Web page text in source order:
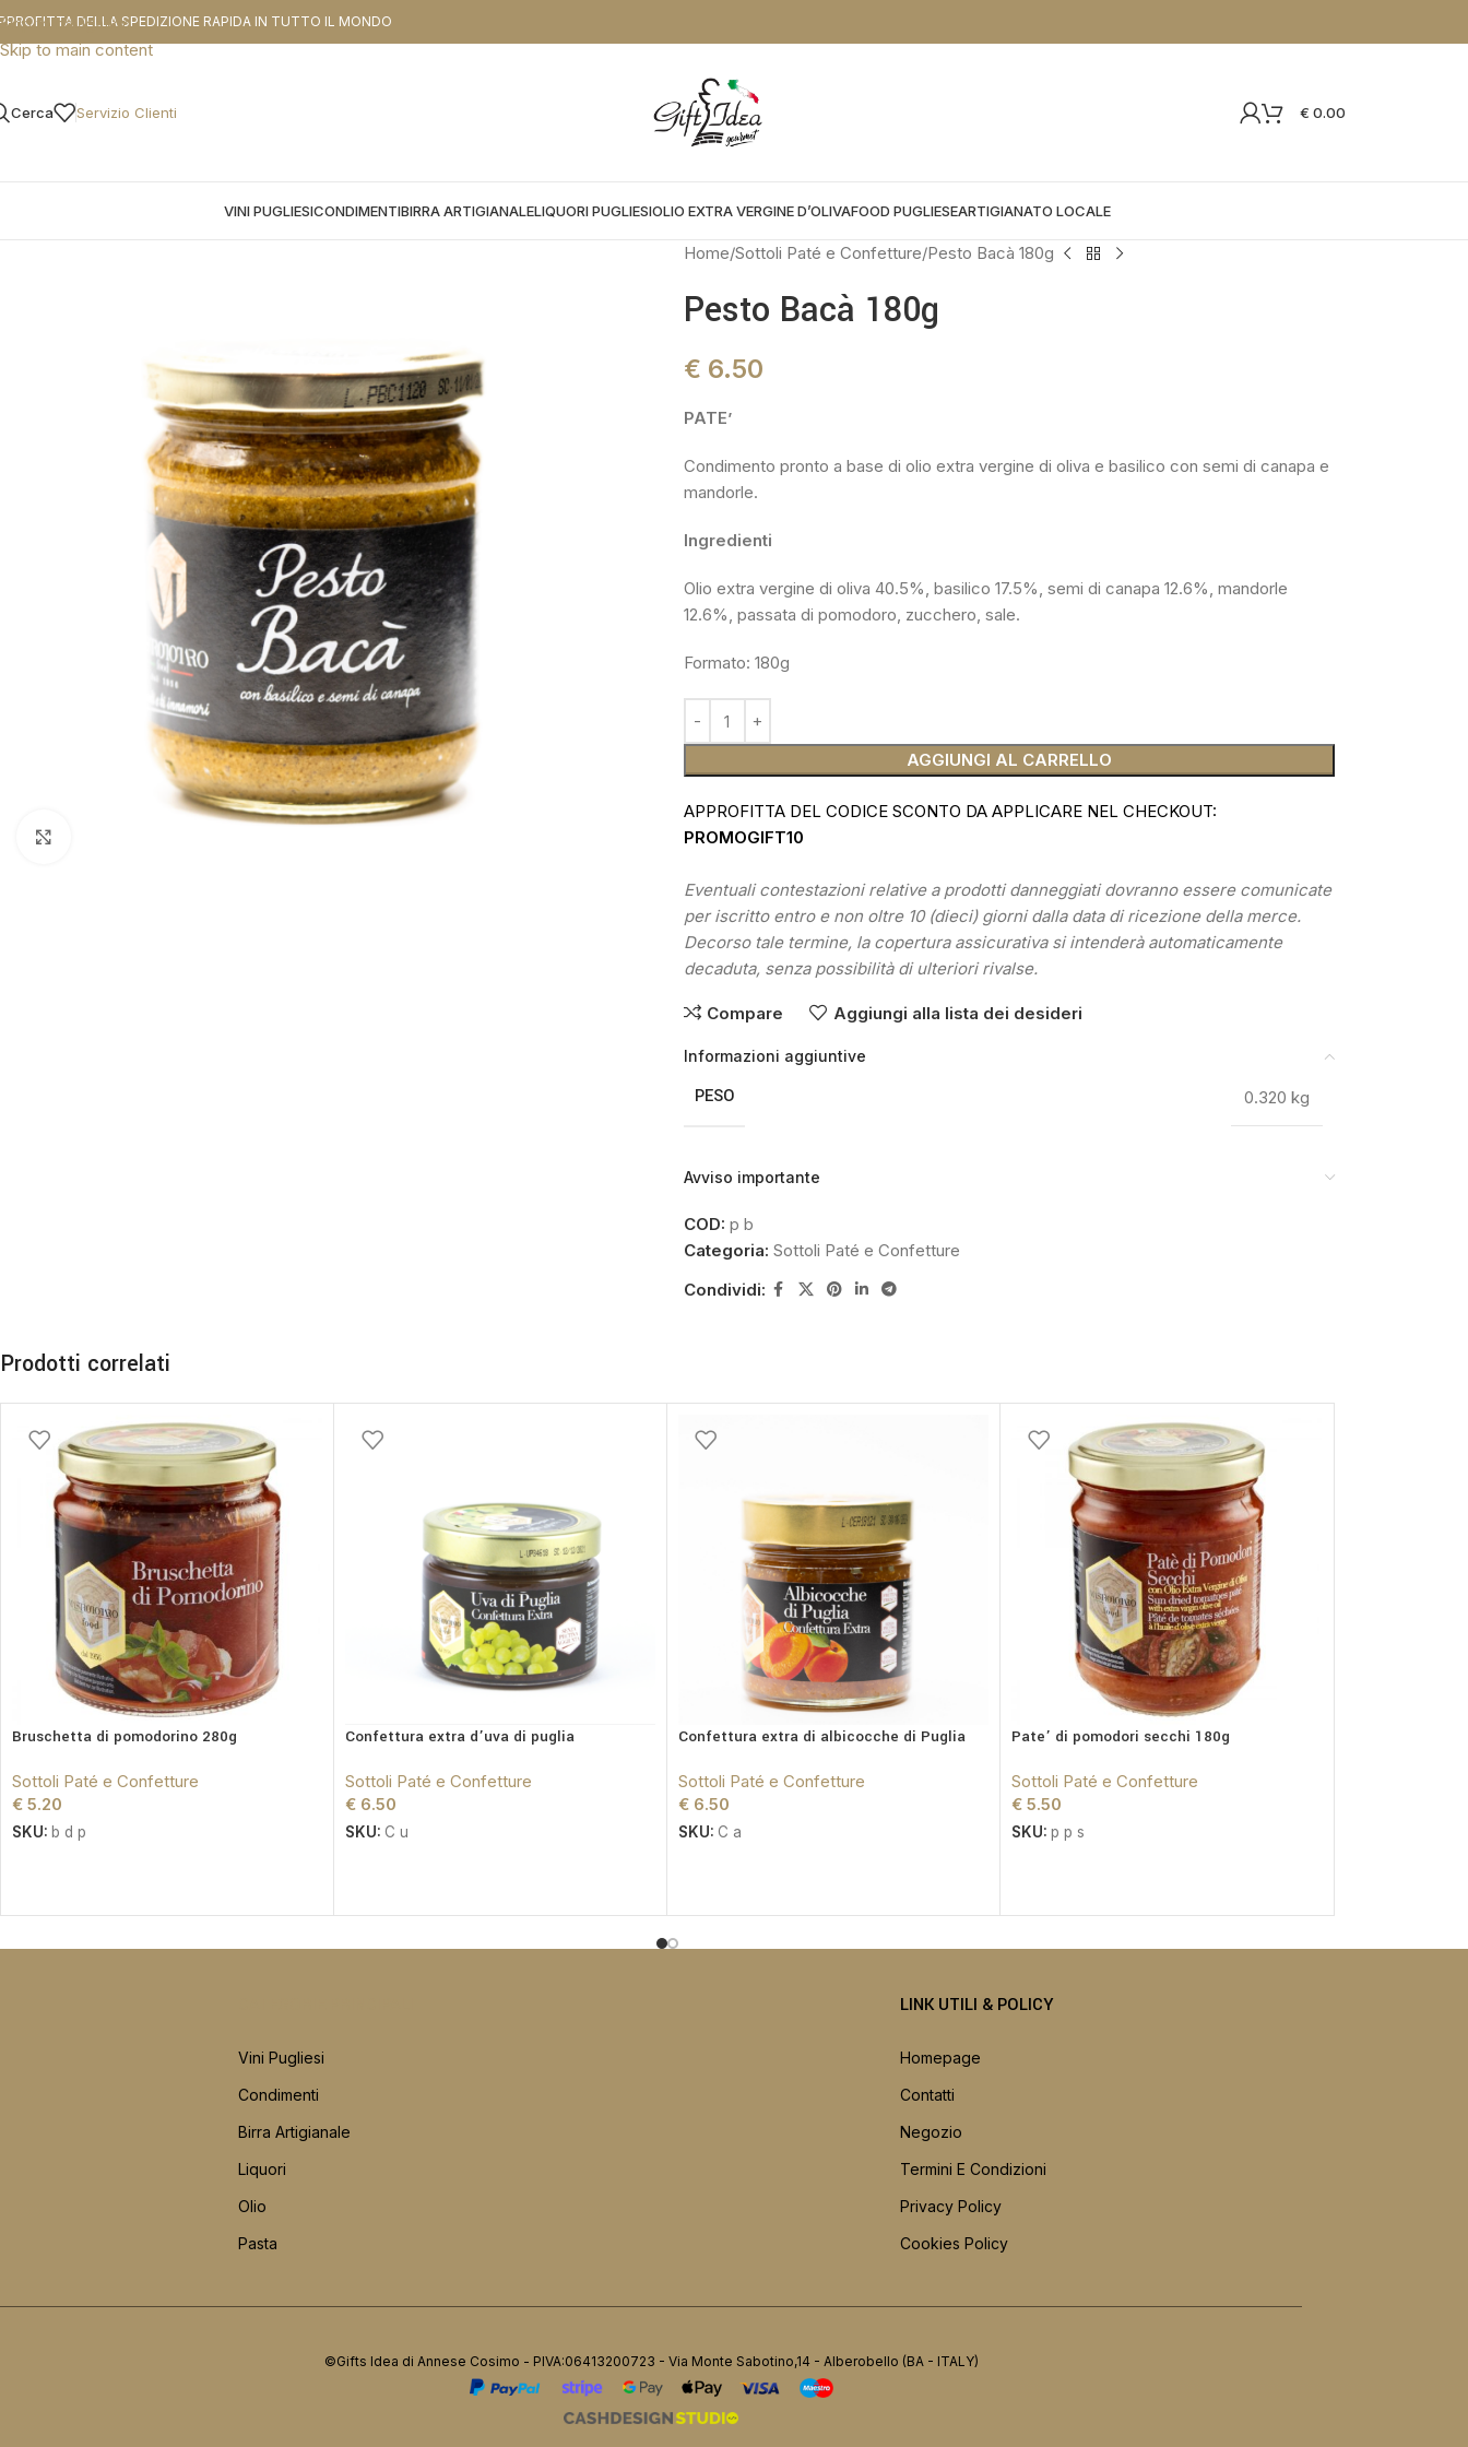
Skip to navigation
Skip to main content
DELLA SPEDIZIONE RAPIDA IN TUTTO IL MONDO
Cerca Servizio Clienti € 0.00
VINI PUGLIESICONDIMENTIBIRRA ARTIGIANALELIQUORI PUGLIESIOLIO EXTRA VERGINE D’OLIVAFOOD PUGLIESEARTIGIANATO LOCALE
Home Sottoli Paté e Confetture Pesto Bacà 180g
Pesto Bacà 180g
€ 6.50
PATE’
Condimento pronto a base di olio extra vergine di oliva e basilico con semi di canapa e
mandorle.
Ingredienti
Olio extra vergine di oliva 40.5%, basilico 17.5%, semi di canapa 12.6%, mandorle
12.6%, passata di pomodoro, zucchero, sale.
Formato: 180g
AGGIUNGI AL CARRELLO
APPROFITTA DEL CODICE SCONTO DA APPLICARE NEL CHECKOUT:
PROMOGIFT10
Eventuali contestazioni relative a prodotti danneggiati dovranno essere comunicate
per iscritto entro e non oltre 10 (dieci) giorni dalla data di ricezione della merce.
Decorso tale termine, la copertura assicurativa si intenderà automaticamente
decaduta, senza possibilità di ulteriori rivalse.
Compare Aggiungi alla lista dei desideri
Informazioni aggiuntive
PESO 0.320 kg
Avviso importante
COD: p b
Categoria: Sottoli Paté e Confetture
Condividi:
Prodotti correlati
Bruschetta di pomodorino 280g
Sottoli Paté e Confetture
€ 5.20
SKU: b d p
Confettura extra d’uva di puglia
Sottoli Paté e Confetture
€ 6.50
SKU: C u
Confettura extra di albicocche di Puglia
Sottoli Paté e Confetture
€ 6.50
SKU: C a
Pate’ di pomodori secchi 180g
Sottoli Paté e Confetture
€ 5.50
SKU: p p s
Vini Pugliesi
Condimenti
Birra Artigianale
Liquori
Olio
Pasta
LINK UTILI & POLICY
Homepage
Contatti
Negozio
Termini E Condizioni
Privacy Policy
Cookies Policy
©Gifts Idea di Annese Cosimo - PIVA:06413200723 - Via Monte Sabotino,14 - Alberobello (BA - ITALY)